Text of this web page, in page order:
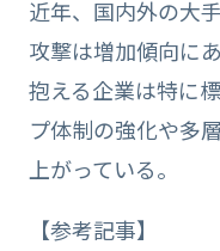
近年、国内外の大
攻撃は増加傾向に
抱える企業は特に
プ体制の強化や多
上がっている。
【参考記事】